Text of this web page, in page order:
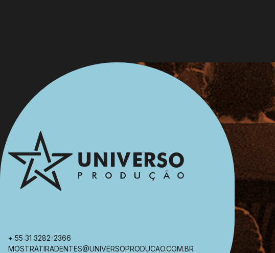
+ 55 31 3282-2366
MOSTRATIRADENTES@UNIVERSOPRODUCAO.COM.BR